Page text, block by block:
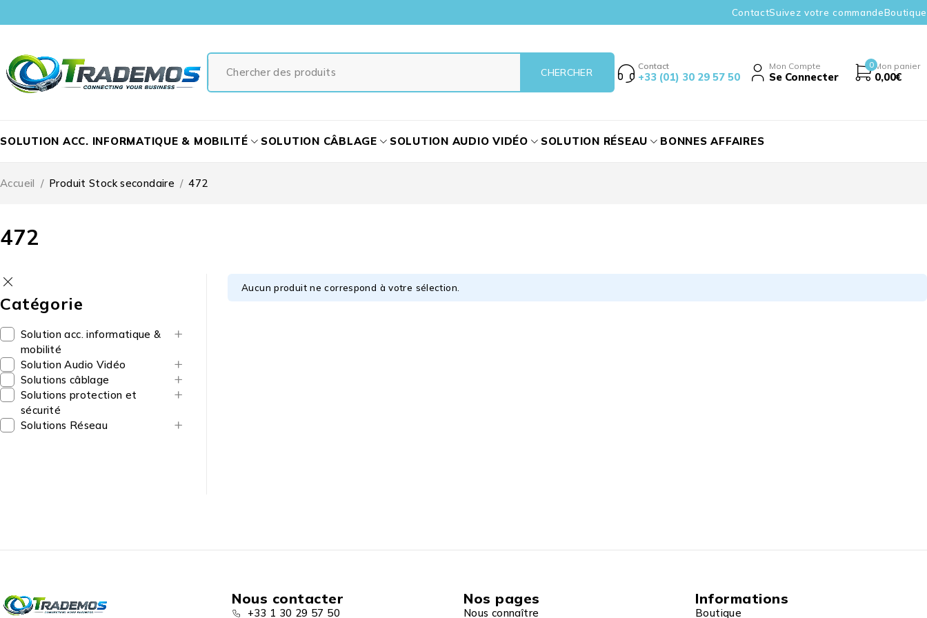
ContactSuivez votre commandeBoutique
Contact
+33 (01) 30 29 57 50
Mon Compte
Se Connecter
0 Mon panier
0,00€
SOLUTION ACC. INFORMATIQUE & MOBILITÉ SOLUTION CÂBLAGE SOLUTION AUDIO VIDÉO SOLUTION RÉSEAU BONNES AFFAIRES
472
Accueil / Produit Stock secondaire / 472
Catégorie
Solution acc. informatique &
mobilité
Solution Audio Vidéo
Solutions câblage
Solutions protection et
sécurité
Solutions Réseau
Aucun produit ne correspond à votre sélection.
Nous contacter
+33 1 30 29 57 50
Nos pages
Nous connaître
Informations
Boutique